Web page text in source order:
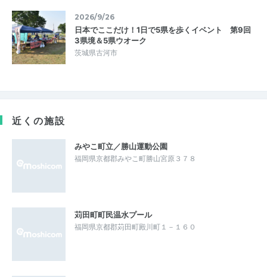
2026/9/26
日本でここだけ！1日で5県を歩くイベント 第9回
3県境＆5県ウオーク
茨城県古河市
近くの施設
みやこ町立／勝山運動公園
福岡県京都郡みやこ町勝山宮原３７８
苅田町町民温水プール
福岡県京都郡苅田町殿川町１－１６０